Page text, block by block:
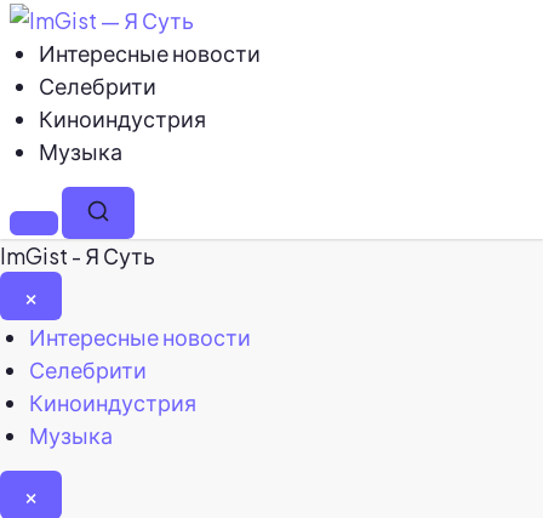
Интересные новости
Селебрити
Киноиндустрия
Музыка
МенюПоиск
ImGist - Я Суть
×
Закрыть
меню
Интересные новости
Селебрити
Киноиндустрия
Музыка
×